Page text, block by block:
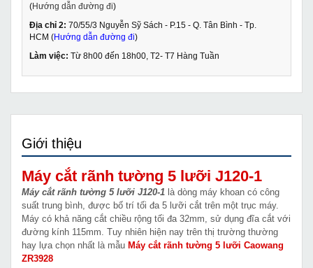
(Hướng dẫn đường đi)
Địa chỉ 2: 70/55/3 Nguyễn Sỹ Sách - P.15 - Q. Tân Bình - Tp.
HCM (Hướng dẫn đường đi)
Làm việc: Từ 8h00 đến 18h00, T2- T7 Hàng Tuần
Giới thiệu
Máy cắt rãnh tường 5 lưỡi J120-1
Máy cắt rãnh tường 5 lưỡi J120-1 là dòng máy khoan có công
suất trung bình, được bố trí tối đa 5 lưỡi cắt trên một trục máy.
Máy có khả năng cắt chiều rộng tối đa 32mm, sử dụng đĩa cắt với
đường kính 115mm. Tuy nhiên hiện nay trên thị trường thường
hay lựa chọn nhất là mẫu Máy cắt rãnh tường 5 lưỡi Caowang
ZR3928